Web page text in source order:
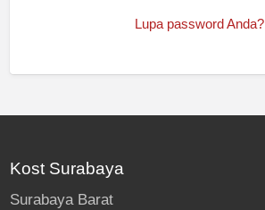
Lupa password Anda?
Kost Surabaya
Surabaya Barat